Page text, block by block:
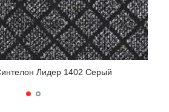
Лидер 1402 Серый